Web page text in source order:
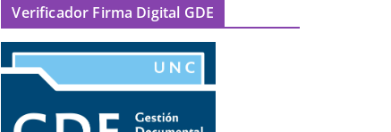
Verificador Firma Digital GDE